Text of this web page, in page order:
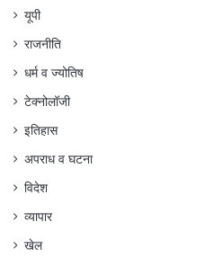
यूपी
राजनीति
धर्म व ज्योतिष
टेक्नोलॉजी
इतिहास
अपराध व घटना
विदेश
व्यापार
खेल